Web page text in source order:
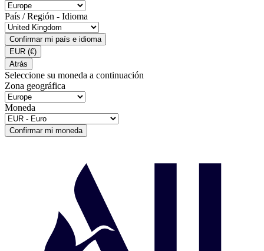
País / Región - Idioma
Confirmar mi país e idioma
EUR (€)
Atrás
Seleccione su moneda a continuación
Zona geográfica
Moneda
Confirmar mi moneda